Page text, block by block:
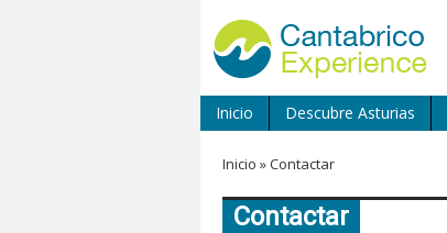
Inicio Descubre Asturias
Inicio »Contactar
Contactar